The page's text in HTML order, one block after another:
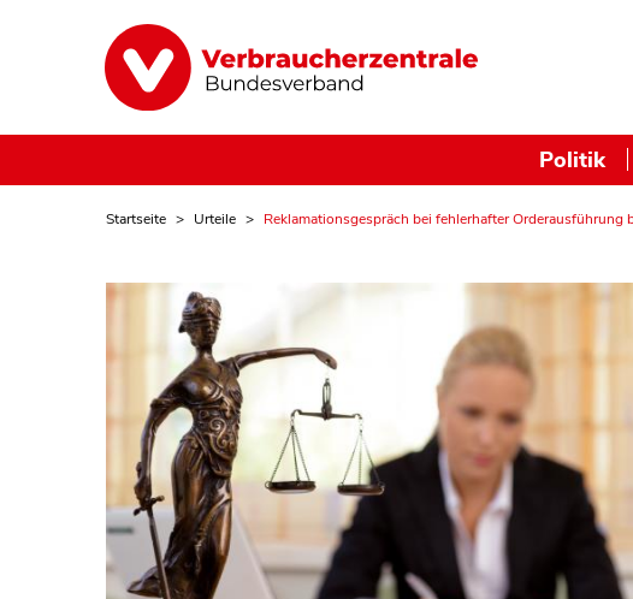
Politik
Startseite Urteile Reklamationsgespräch bei fehlerhafter Orderausführung